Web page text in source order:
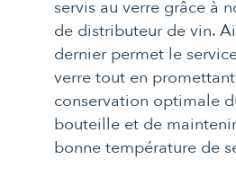
servis au verre grâce à
de distributeur de vin.
dernier permet le
verre tout en
conservation optimale
bouteille et de
bonne température de